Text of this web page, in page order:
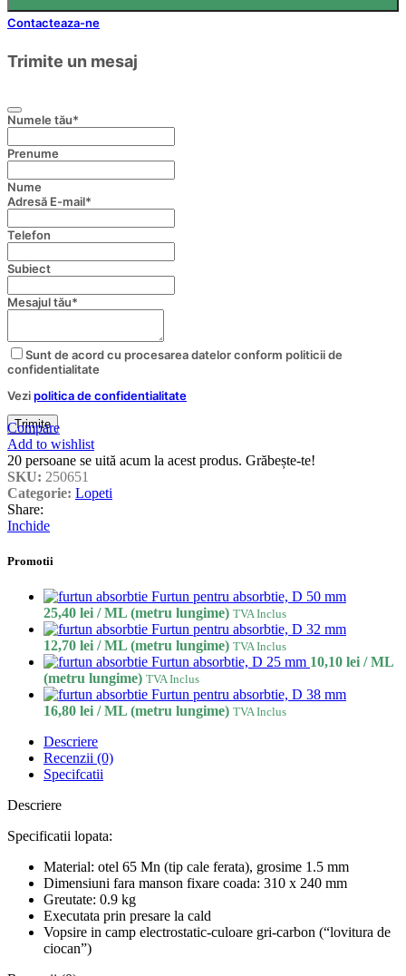
Contacteaza-ne
Trimite un mesaj
Numele tău*
Prenume
Nume
Adresă E-mail*
Telefon
Subiect
Mesajul tău*
Sunt de acord cu procesarea datelor conform politicii de
confidentialitate
Vezipolitica de confidentialitate
Trimite
Phone
Number*
Compare
Add to wishlist
20 persoane se uită acum la acest produs. Grăbește-te!
SKU: 250651
Categorie: Lopeti
Share:
Inchide
Promotii
Furtun pentru absorbtie, D 50 mm
25,40 lei / ML (metru lungime) TVA Inclus
Furtun pentru absorbtie, D 32 mm
12,70 lei / ML (metru lungime) TVA Inclus
Furtun absorbtie, D 25 mm 10,10 lei / ML
(metru lungime) TVA Inclus
Furtun pentru absorbtie, D 38 mm
16,80 lei / ML (metru lungime) TVA Inclus
Descriere
Recenzii (0)
Specifcatii
Descriere
Specificatii lopata:
Material: otel 65 Mn (tip cale ferata), grosime 1.5 mm
Dimensiuni fara manson fixare coada: 310 x 240 mm
Greutate: 0.9 kg
Executata prin presare la cald
Vopsire in camp electrostatic-culoare gri-carbon (“lovitura de
ciocan”)